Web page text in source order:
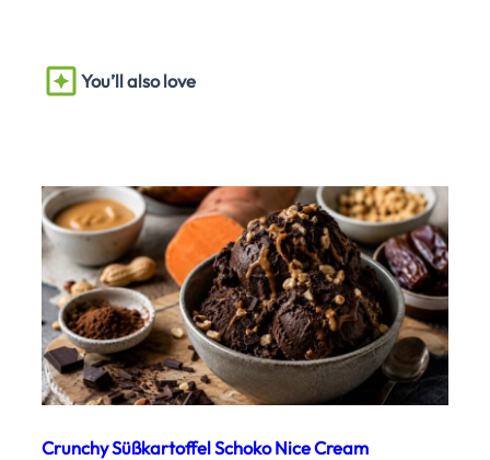
You’ll also love
Crunchy Süßkartoffel Schoko Nice Cream